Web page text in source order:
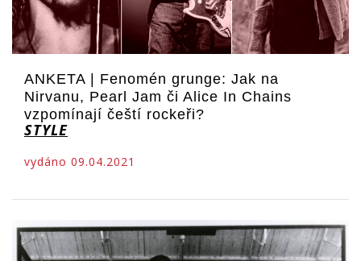
ANKETA | Fenomén grunge: Jak na
Nirvanu, Pearl Jam či Alice In Chains
vzpomínají čeští rockeři?
STYLE
vydáno 09.04.2021